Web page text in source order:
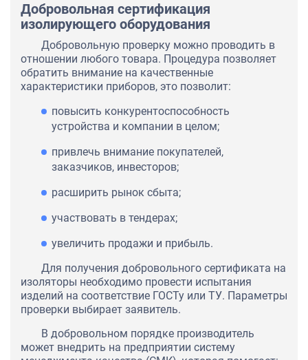
Добровольная сертификация
изолирующего оборудования
Добровольную проверку можно проводить в
отношении любого товара. Процедура позволяет
обратить внимание на качественные
характеристики приборов, это позволит:
повысить конкурентоспособность
устройства и компании в целом;
привлечь внимание покупателей,
заказчиков, инвесторов;
расширить рынок сбыта;
участвовать в тендерах;
увеличить продажи и прибыль.
Для получения добровольного сертификата на
изоляторы необходимо провести испытания
изделий на соответствие ГОСТу или ТУ. Параметры
проверки выбирает заявитель.
В добровольном порядке производитель
может внедрить на предприятии систему